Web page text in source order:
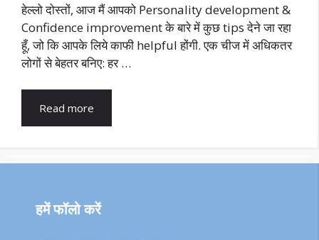
हेल्लो दोस्तों, आज मैं आपको Personality development &
Confidence improvement के बारे में कुछ tips देने जा रहा
हूँ, जो कि आपके लिये काफी helpful होंगी. एक चीज में अधिकतर
लोगों से बेहतर बनिए: हर …
Read more
हमें फॉलो करें